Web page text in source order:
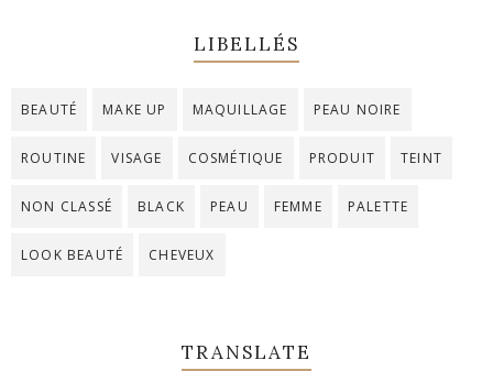
LIBELLÉS
BEAUTÉ MAKE UP MAQUILLAGE PEAU NOIRE
ROUTINE VISAGE COSMÉTIQUE PRODUIT TEINT
NON CLASSÉ BLACK PEAU FEMME PALETTE
LOOK BEAUTÉ CHEVEUX
TRANSLATE